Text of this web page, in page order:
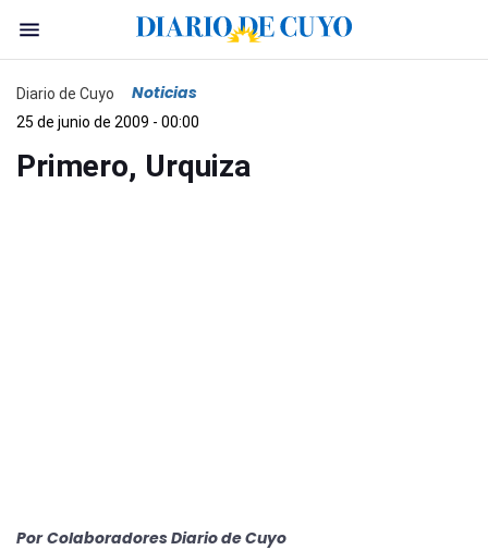
Diario de Cuyo Noticias
25 de junio de 2009 - 00:00
Primero, Urquiza
Por Colaboradores Diario de Cuyo